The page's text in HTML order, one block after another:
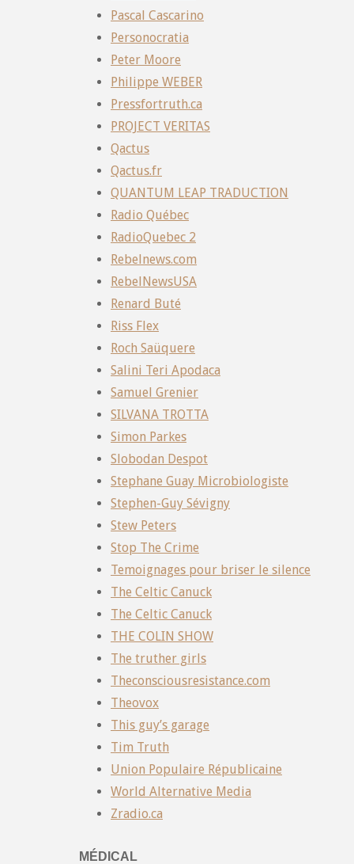
Pascal Cascarino
Personocratia
Peter Moore
Philippe WEBER
Pressfortruth.ca
PROJECT VERITAS
Qactus
Qactus.fr
QUANTUM LEAP TRADUCTION
Radio Québec
RadioQuebec 2
Rebelnews.com
RebelNewsUSA
Renard Buté
Riss Flex
Roch Saüquere
Salini Teri Apodaca
Samuel Grenier
SILVANA TROTTA
Simon Parkes
Slobodan Despot
Stephane Guay Microbiologiste
Stephen-Guy Sévigny
Stew Peters
Stop The Crime
Temoignages pour briser le silence
The Celtic Canuck
The Celtic Canuck
THE COLIN SHOW
The truther girls
Theconsciousresistance.com
Theovox
This guy’s garage
Tim Truth
Union Populaire Républicaine
World Alternative Media
Zradio.ca
MÉDICAL